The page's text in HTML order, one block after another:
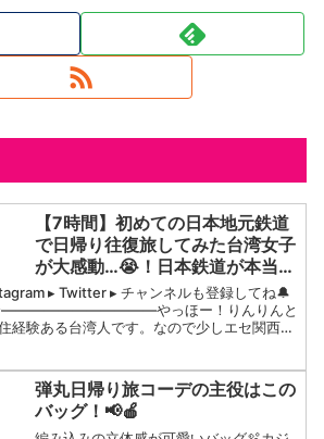
【7時間】初めての日本地元鉄道
で日帰り往復旅してみた台湾女子
が大感動…😭！日本鉄道が本当に
楽しい！！！
▸ Twitter ▸ チャンネルも登録してね🔔
やっほー！りんりんと
経験ある台湾人です。なので少しエセ関西弁
弾丸日帰り旅コーデの主役はこの
バッグ！📢🍎